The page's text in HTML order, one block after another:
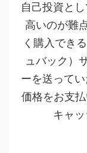
自己投資と
高いのが難
く購入でき
ュバック）
ーを送って
価格をお支
キャ